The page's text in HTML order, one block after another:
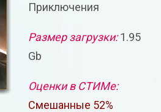
Приключения
Размер загрузки:1.95
Gb
Оценки в СТИМе:
Смешанные 52%